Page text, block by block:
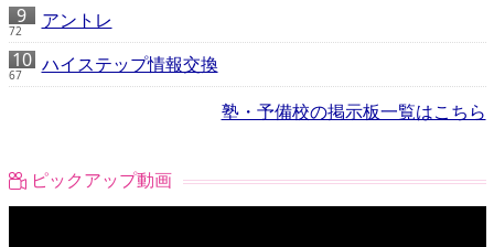
72 アントレ
67
ハイステップ情報交換
塾・予備校の掲示板一覧はこちら
ピックアップ動画